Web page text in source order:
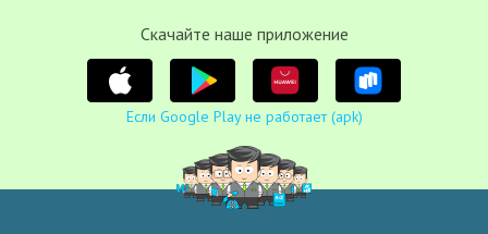
Cкачайте наше приложение
Если Google Play не работает (apk)